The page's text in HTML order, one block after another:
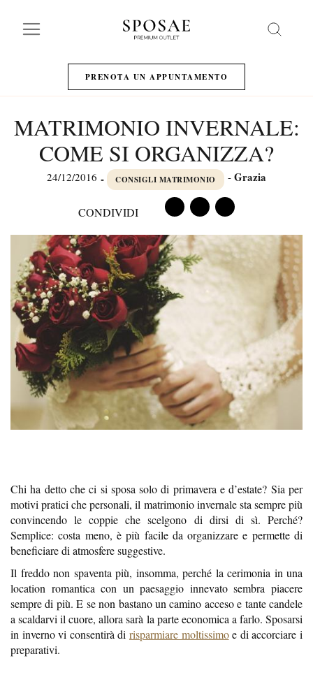
PRENOTA UN APPUNTAMENTO
MATRIMONIO INVERNALE:
COME SI ORGANIZZA?
24/12/2016 - CONSIGLI MATRIMONIO - Grazia
CONDIVIDI
Chi ha detto che ci si sposa solo di primavera e d’estate? Sia per
motivi pratici che personali, il matrimonio invernale sta sempre più
convincendo le coppie che scelgono di dirsi di sì. Perché?
Semplice: costa meno, è più facile da organizzare e permette di
beneficiare di atmosfere suggestive.
Il freddo non spaventa più, insomma, perché la cerimonia in una
location romantica con un paesaggio innevato sembra piacere
sempre di più. E se non bastano un camino acceso e tante candele
a scaldarvi il cuore, allora sarà la parte economica a farlo. Sposarsi
in inverno vi consentirà di risparmiare moltissimoe di accorciare i
preparativi.